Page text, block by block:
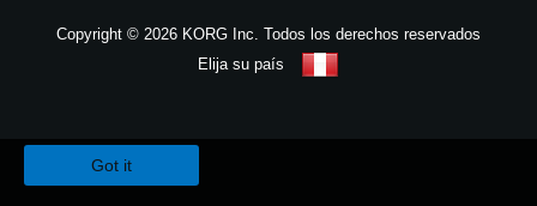
Copyright © 2026 KORG Inc. Todos los derechos reservados
Elija su país
Got it